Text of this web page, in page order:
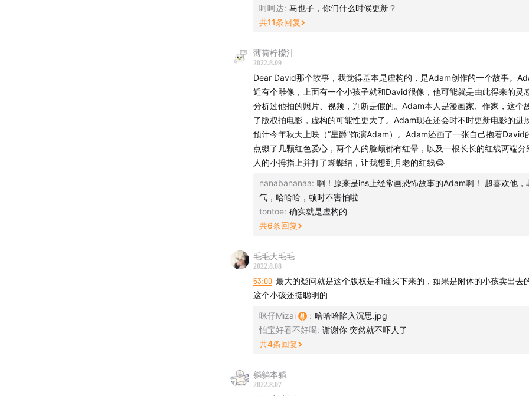
00:30:03我家的猫，不对劲！
00:32:08走廊的那一头
00:42:33镜头感非常强的David
00:43:38附体？
00:48:34Adam是你吗
00:59:06《发小的照片》恐怖指数：★★
01:04:41 守护灵附体！
01:07:05 《半夜登山的尾随者》恐怖指数：★★★
01:14:12 《猎奇爱好者》恐怖指数：★★★
【福利派送】
Miss Berry 贝瑞甜心气泡果酒 黑猫听众专享福利！！
↓↓↓↓复制下方黑猫听众专属链接进入淘宝
m.tb.cn
👉 8月8日-8月12日0点购买，需要凑单200叠加30优惠津贴享受最终优
👉 8月12日0点后购买，找客服报暗号“软妹拜拜”直接获得优惠价。ღ(
【黑猫听众语音征集🕵🏻】
想参与黑猫吗？我们征集您的1分钟语音，讲一讲你亲身经历的恐怖/危
呵呵达: 马也子，你们什么时候更新？
共11条回复
薄荷柠檬汁
2022.8.09
Dear David那个故事，我觉得基本是虚构的，是Adam创作的一个故事。
近有个雕像，上面有一个小孩子就和David很像，他可能就是由此得来的灵
分析过他拍的照片、视频，判断是假的。Adam本人是漫画家、作家，这个
了版权拍电影，虚构的可能性更大了。Adam现在还会时不时更新电影的进
预计今年秋天上映（“星爵”饰演Adam）。Adam还画了一张自己抱着David
点缀了几颗红色爱心，两个人的脸颊都有红晕，以及一根长长的红线两端分
人的小拇指上并打了蝴蝶结，让我想到月老的红线😂
nanabananaa: 啊！原来是ins上经常画恐怖故事的Adam啊！ 超喜欢他，
气，哈哈哈，顿时不害怕啦
tontoe: 确实就是虚构的
共6条回复
毛毛大毛毛
2022.8.08
53:00 最大的疑问就是这个版权是和谁买下来的，如果是附体的小孩卖出去
这个小孩还挺聪明的
咪仔Mizai : 哈哈哈陷入沉思.jpg
怡宝好看不好喝: 谢谢你 突然就不吓人了
共4条回复
躺躺本躺
2022.8.07